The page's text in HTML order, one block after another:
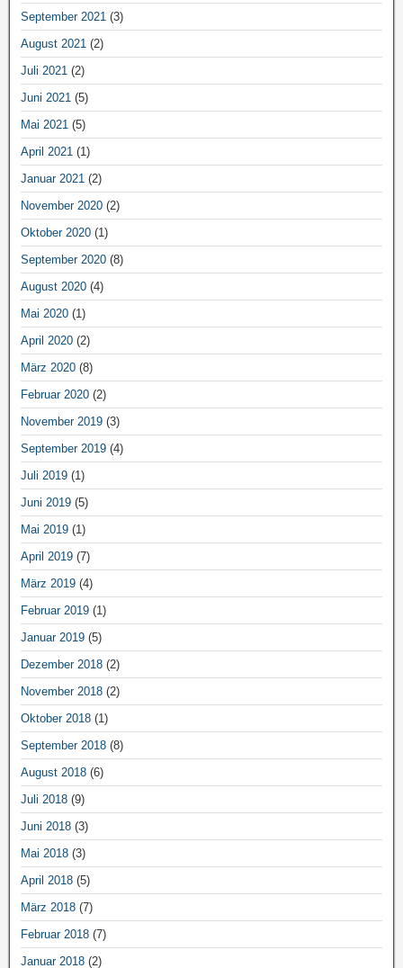
September 2021 (3)
August 2021 (2)
Juli 2021 (2)
Juni 2021 (5)
Mai 2021 (5)
April 2021 (1)
Januar 2021 (2)
November 2020 (2)
Oktober 2020 (1)
September 2020 (8)
August 2020 (4)
Mai 2020 (1)
April 2020 (2)
März 2020 (8)
Februar 2020 (2)
November 2019 (3)
September 2019 (4)
Juli 2019 (1)
Juni 2019 (5)
Mai 2019 (1)
April 2019 (7)
März 2019 (4)
Februar 2019 (1)
Januar 2019 (5)
Dezember 2018 (2)
November 2018 (2)
Oktober 2018 (1)
September 2018 (8)
August 2018 (6)
Juli 2018 (9)
Juni 2018 (3)
Mai 2018 (3)
April 2018 (5)
März 2018 (7)
Februar 2018 (7)
Januar 2018 (2)